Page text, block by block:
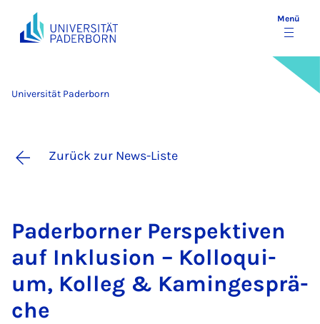
Menü
Universität Paderborn
Zurück zur News-Liste
Pa­der­bor­ner Per­spek­ti­ven
auf In­klu­si­on – Kol­lo­qui­
um, Kol­leg & Ka­min­ge­sprä­
che